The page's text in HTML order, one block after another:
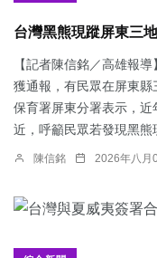
台灣黑熊現蹤屏東三
【記者陳信銘／高雄報
獲通報，有民眾在屏東
保育署屏東分署表示，
近，呼籲民眾若發現黑熊
陳信銘 2026年八月